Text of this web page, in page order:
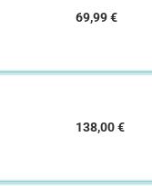
69,99 €
138,00 €